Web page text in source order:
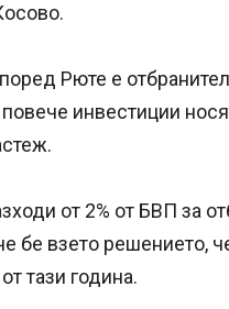
Рюте е
инвестиции
от 2% от БВП за
бе взето решението,
тази година.